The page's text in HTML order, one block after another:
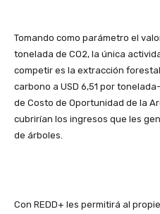
Tomando como parámetro el
tonelada de CO2, la única
competir es la extracción
carbono a USD 6,51 por
de Costo de Oportunidad de la
cubrirían los ingresos que les
de árboles.
Con REDD+ les permitirá al